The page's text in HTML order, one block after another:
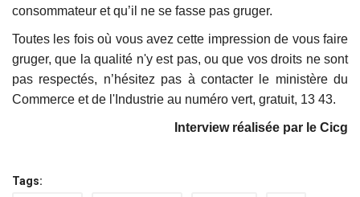
consommateur et qu’il ne se fasse pas gruger.
Toutes les fois où vous avez cette impression de vous faire
gruger, que la qualité n'y est pas, ou que vos droits ne sont
pas respectés, n’hésitez pas à contacter le ministère du
Commerce et de l'Industrie au numéro vert, gratuit, 13 43.
Interview réalisée par le Cicg
Tags: